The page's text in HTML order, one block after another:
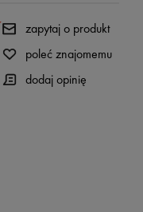
zapytaj o produkt
poleć znajomemu
dodaj opinię